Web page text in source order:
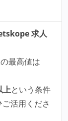
求人
最高値は
上という条件
活用くださ